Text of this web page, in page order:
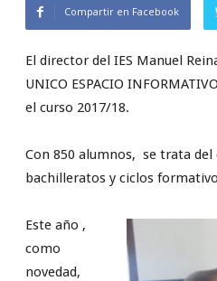
Compartir en Facebook
El director del IES Manuel
UNICO ESPACIO
el curso 2017/18.
Con 850 alumnos, se trata
bachilleratos y ciclos
Este año ,
como
novedad,